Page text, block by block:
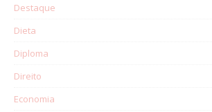
Destaque
Dieta
Diploma
Direito
Economia